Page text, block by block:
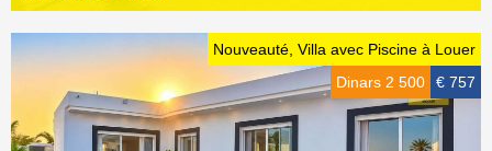
Nouveauté, Villa avec Piscine à Louer
€ 757
Dinars 2 500